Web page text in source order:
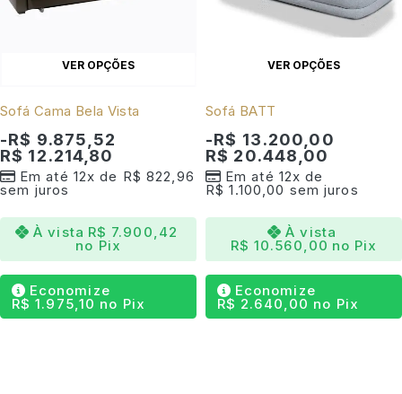
VER OPÇÕES
Sofá Cama Bela Vista
R$ 9.875,52
-
R$ 12.214,80
Em até 12x de R$ 822,96
sem juros
À vista R$ 7.900,42
no Pix
Economize
R$ 1.975,10 no Pix
VER OPÇÕES
Sofá BATT
R$ 13.200,00
-
R$ 20.448,00
Em até 12x de
R$ 1.100,00 sem juros
À vista
R$ 10.560,00 no Pix
Economize
R$ 2.640,00 no Pix